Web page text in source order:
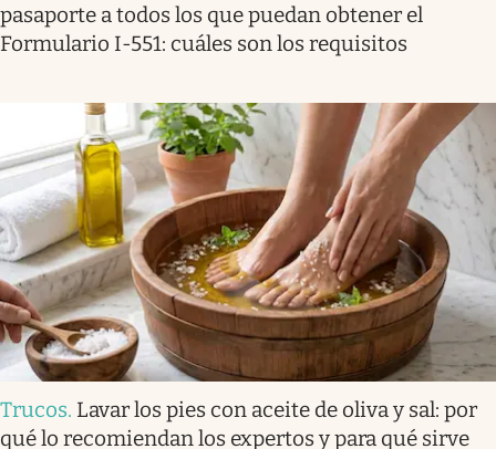
pasaporte a todos los que puedan obtener el
Formulario I-551: cuáles son los requisitos
Trucos. Lavar los pies con aceite de oliva y sal: por
qué lo recomiendan los expertos y para qué sirve